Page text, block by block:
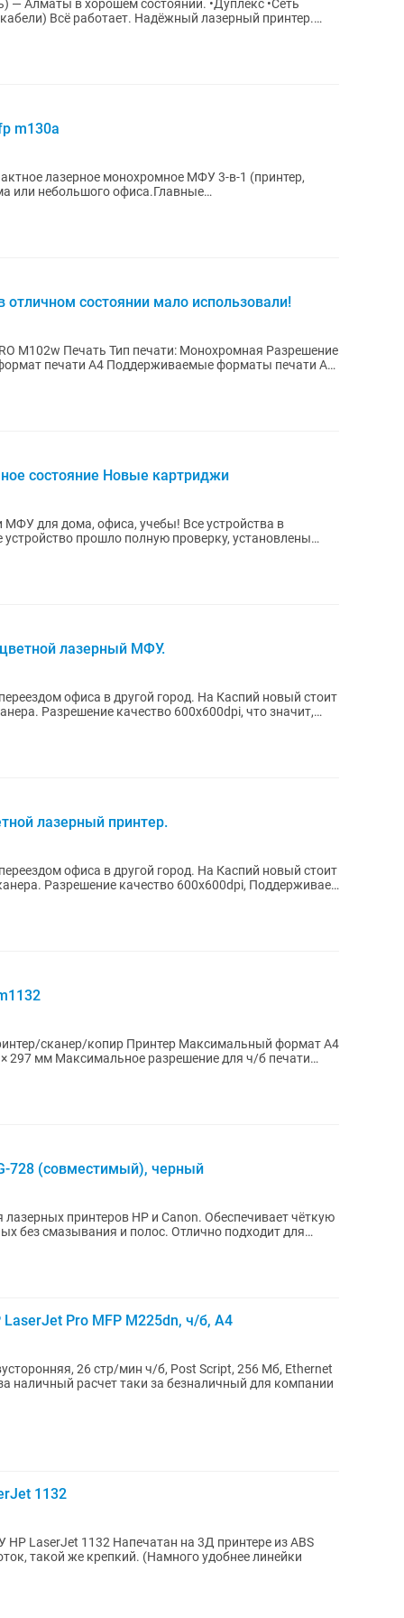
— Алматы в хорошем состоянии. •Дуплекс •Сеть
Всё работает. Надёжный лазерный принтер.
m130a
лазерное монохромное МФУ 3-в-1 (принтер,
или небольшого офиса.Главные
отличном состоянии мало использовали!
M102w Печать Тип печати: Монохромная Разрешение
печати A4 Поддерживаемые форматы печати А4,
состояние Новые картриджи
для дома, офиса, учебы! Все устройства в
лазерный МФУ.
лазерный принтер.
сканер/копир Принтер Максимальный формат A4
297 мм Максимальное разрешение для ч/б печати
728 (совместимый), черный
принтеров HP и Canon. Обеспечивает чёткую
без смазывания и полос. Отлично подходит для
Pro MFP M225dn, ч/б, A4
26 стр/мин ч/б, Post Script, 256 Мб, Ethernet
1132
LaserJet 1132 Напечатан на 3Д принтере из ABS
такой же крепкий. (Намного удобнее линейки